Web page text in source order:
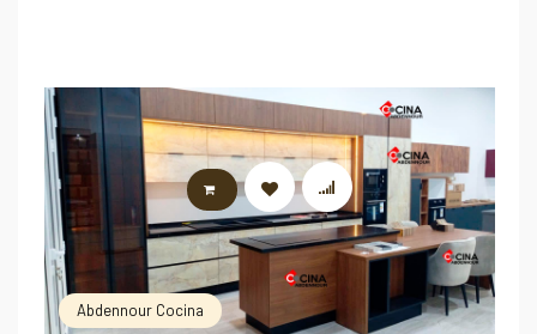
Abdennour Cocina
LIRE LA SUITE